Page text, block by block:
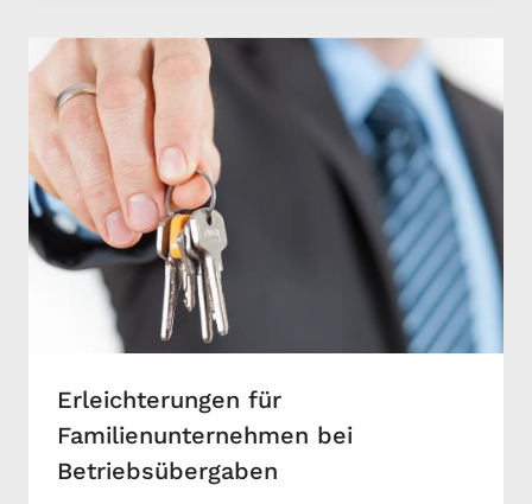
Erleichterungen für
Familienunternehmen bei
Betriebsübergaben